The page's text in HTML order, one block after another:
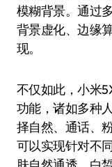
模糊背景。通过
背景虚化、边缘
现。
不仅如此，小米
功能，诸如多种
择自然、通话、
可以实现针对不